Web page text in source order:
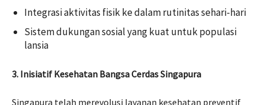
Integrasi aktivitas fisik ke dalam rutinitas sehari-hari
Sistem dukungan sosial yang kuat untuk populasi
lansia
3. Inisiatif Kesehatan Bangsa Cerdas Singapura
Singapura telah merevolusi layanan kesehatan preventif